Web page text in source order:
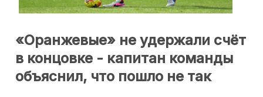
«Оранжевые» не удержали счёт
в концовке - капитан команды
объяснил, что пошло не так